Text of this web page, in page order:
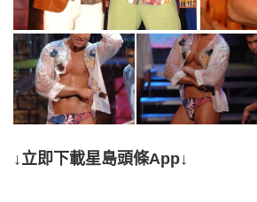
↓立即下載星島頭條App↓